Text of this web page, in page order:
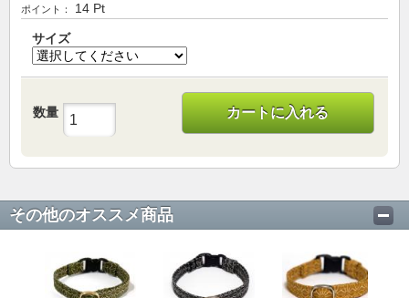
ポイント： 14 Pt
サイズ
数量 カートに入れる
その他のオススメ商品